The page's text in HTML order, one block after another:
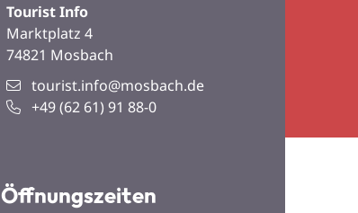
Tourist Info
Marktplatz 4
74821 Mosbach
tourist.info@mosbach.de
+49 (62 61) 91 88-0
Öffnungszeiten